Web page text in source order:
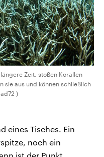
Zeit, stoßen Korallen
sie aus und können schließlich
)
eines Tisches. Ein
noch ein